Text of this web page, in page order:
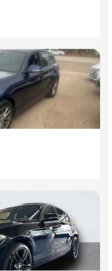
136
Garantie mécanique
12 mois